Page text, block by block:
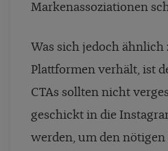
Markenassoziationen
Was sich jedoch ähnlich
Plattformen verhält, ist
CTAs sollten nicht
geschickt in die
werden, um den